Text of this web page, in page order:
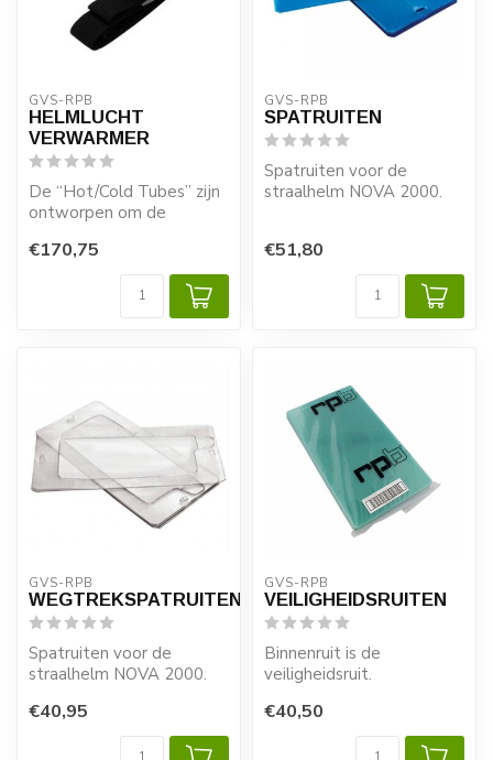
GVS-RPB
HELMLUCHT
VERWARMER
De “Hot/Cold Tubes” zijn
ontworpen om de
in extreem warm...
€170,75
GVS-RPB
SPATRUITEN
Spatruiten voor de
straalhelm NOVA 2000.
€51,80
GVS-RPB
WEGTREKSPATRUITEN
Spatruiten voor de
straalhelm NOVA 2000.
de wegtrekruite...
€40,95
GVS-RPB
VEILIGHEIDSRUITEN
Binnenruit is de
veiligheidsruit.
€40,50